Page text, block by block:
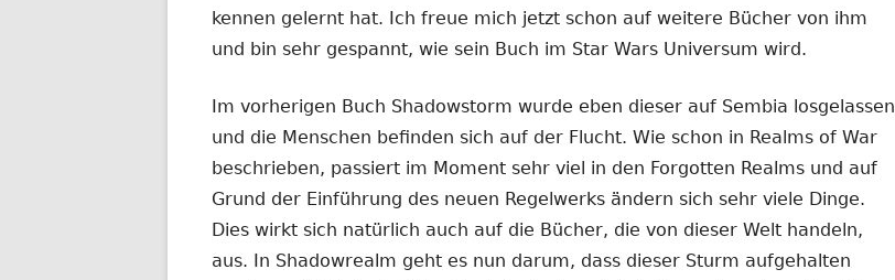
kennen gelernt hat. Ich freue mich jetzt schon auf weitere Bücher von ihm
und bin sehr gespannt, wie sein Buch im Star Wars Universum wird.
Im vorherigen Buch Shadowstorm wurde eben dieser auf Sembia losgelassen
und die Menschen befinden sich auf der Flucht. Wie schon in Realms of War
beschrieben, passiert im Moment sehr viel in den Forgotten Realms und auf
Grund der Einführung des neuen Regelwerks ändern sich sehr viele Dinge.
Dies wirkt sich natürlich auch auf die Bücher, die von dieser Welt handeln,
aus. In Shadowrealm geht es nun darum, dass dieser Sturm aufgehalten